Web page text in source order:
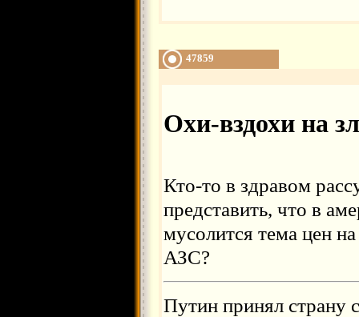
47859
Охи-вздохи на
Кто-то в здравом
представить, что в
мусолится тема цен
АЗС?
Путин принял страну